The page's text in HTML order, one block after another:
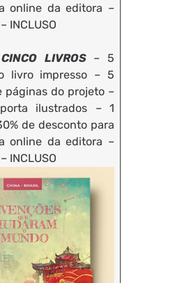
online da editora –
INCLUSO
LIVROS – 5
livro impresso – 5
páginas do projeto –
ilustrados – 1
de desconto para
online da editora –
INCLUSO